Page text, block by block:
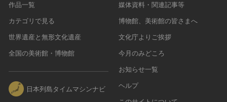
作品一覧
カテゴリで見る
世界遺産と無形文化遺産
全国の美術館・博物館
日本列島タイムマシンナビ
媒体資料・関連記事等
博物館、美術館の皆さまへ
文化庁よりご挨拶
今月のみどころ
お知らせ一覧
ヘルプ